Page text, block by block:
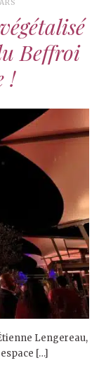
Beffroi
!
Lengereau,
[…]